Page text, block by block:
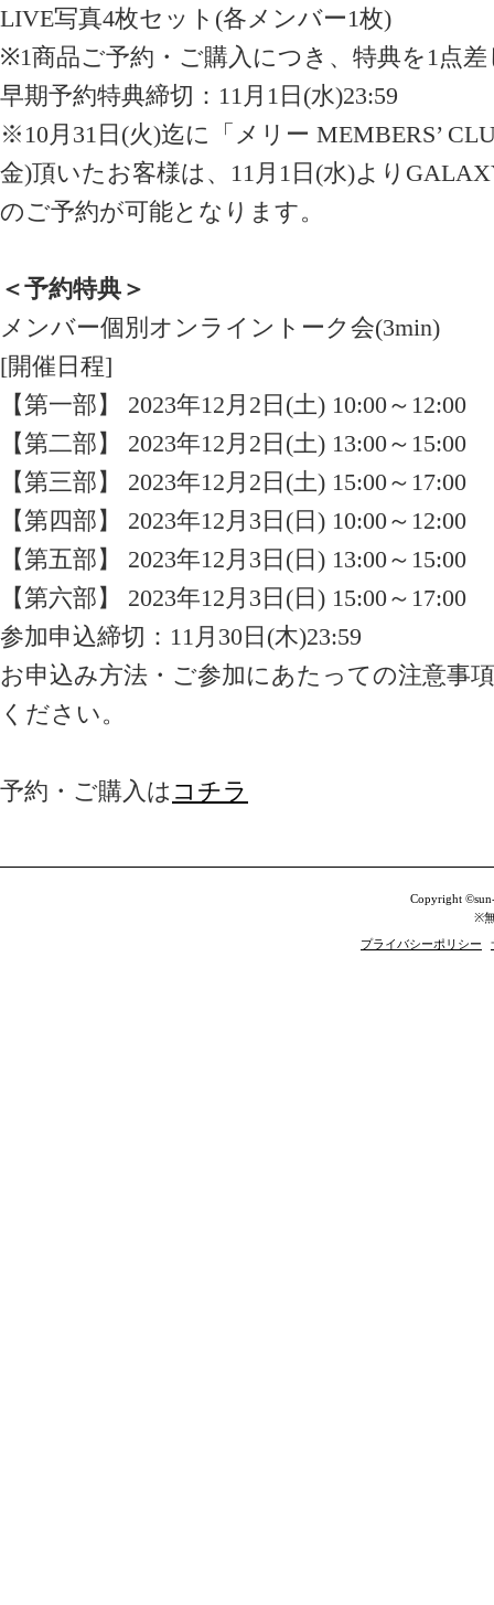
LIVE写真4枚セット(各メンバー1枚)
※1商品ご予約・ご購入につき、特典を1点
早期予約特典締切：11月1日(水)23:59
※10月31日(火)迄に「メリー MEMBERS’
金)頂いたお客様は、11月1日(水)より
のご予約が可能となります。
＜予約特典＞
メンバー個別オンライントーク会(3min)
[開催日程]
【第一部】 2023年12月2日(土) 10:00～12:00
【第二部】 2023年12月2日(土) 13:00～15:00
【第三部】 2023年12月2日(土) 15:00～17:00
【第四部】 2023年12月3日(日) 10:00～12:00
【第五部】 2023年12月3日(日) 13:00～15:00
【第六部】 2023年12月3日(日) 15:00～17:00
参加申込締切：11月30日(木)23:59
お申込み方法・ご参加にあたっての注意事
ください。
予約・ご購入は コチラ
Copyright
※
プライバシーポリシー